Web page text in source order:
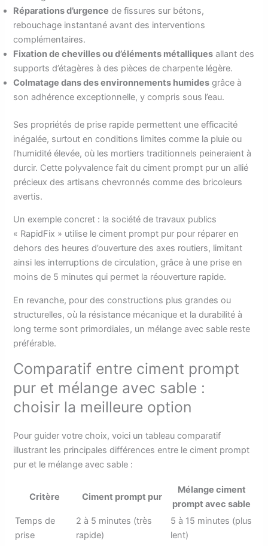
Réparations d’urgence de fissures sur bétons,
rebouchage instantané avant des interventions
complémentaires.
Fixation de chevilles ou d’éléments métalliques allant des
supports d’étagères à des pièces de charpente légère.
Colmatage dans des environnements humides grâce à
son adhérence exceptionnelle, y compris sous l’eau.
Ses propriétés de prise rapide permettent une efficacité
inégalée, surtout en conditions limites comme la pluie ou
l’humidité élevée, où les mortiers traditionnels peineraient à
durcir. Cette polyvalence fait du ciment prompt pur un allié
précieux des artisans chevronnés comme des bricoleurs
avertis.
Un exemple concret : la société de travaux publics
« RapidFix » utilise le ciment prompt pur pour réparer en
dehors des heures d’ouverture des axes routiers, limitant
ainsi les interruptions de circulation, grâce à une prise en
moins de 5 minutes qui permet la réouverture rapide.
En revanche, pour des constructions plus grandes ou
structurelles, où la résistance mécanique et la durabilité à
long terme sont primordiales, un mélange avec sable reste
préférable.
Comparatif entre ciment prompt
pur et mélange avec sable :
choisir la meilleure option
Pour guider votre choix, voici un tableau comparatif
illustrant les principales différences entre le ciment prompt
pur et le mélange avec sable :
Critère Ciment prompt pur
Mélange ciment
prompt avec sable
Temps de
prise
2 à 5 minutes (très
rapide)
5 à 15 minutes (plus
lent)